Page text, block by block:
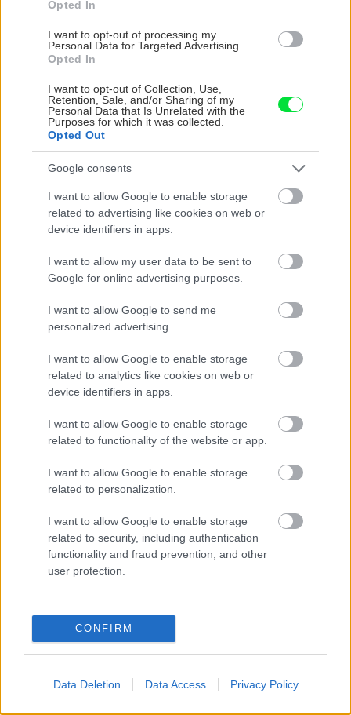
Opted In
I want to opt-out of processing my
Personal Data for Targeted Advertising.
Opted In
I want to opt-out of Collection, Use,
Retention, Sale, and/or Sharing of my
Personal Data that Is Unrelated with the
Purposes for which it was collected.
Opted Out
Google consents
I want to allow Google to enable storage
related to advertising like cookies on web or
device identifiers in apps.
I want to allow my user data to be sent to
Google for online advertising purposes.
I want to allow Google to send me
personalized advertising.
I want to allow Google to enable storage
related to analytics like cookies on web or
device identifiers in apps.
I want to allow Google to enable storage
related to functionality of the website or app.
I want to allow Google to enable storage
related to personalization.
I want to allow Google to enable storage
related to security, including authentication
functionality and fraud prevention, and other
user protection.
CONFIRM
Data Deletion Data Access Privacy Policy
5 trvaliek s panašovanými listami, ktoré dodajú
vášmu záhonu celosezónny šmrnc
Chystáte sa zavárať kápiu? Táto chyba ju
premení na nevábne mäkkú hmotu